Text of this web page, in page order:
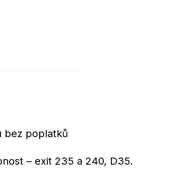
bez poplatků
– exit 235 a 240, D35.